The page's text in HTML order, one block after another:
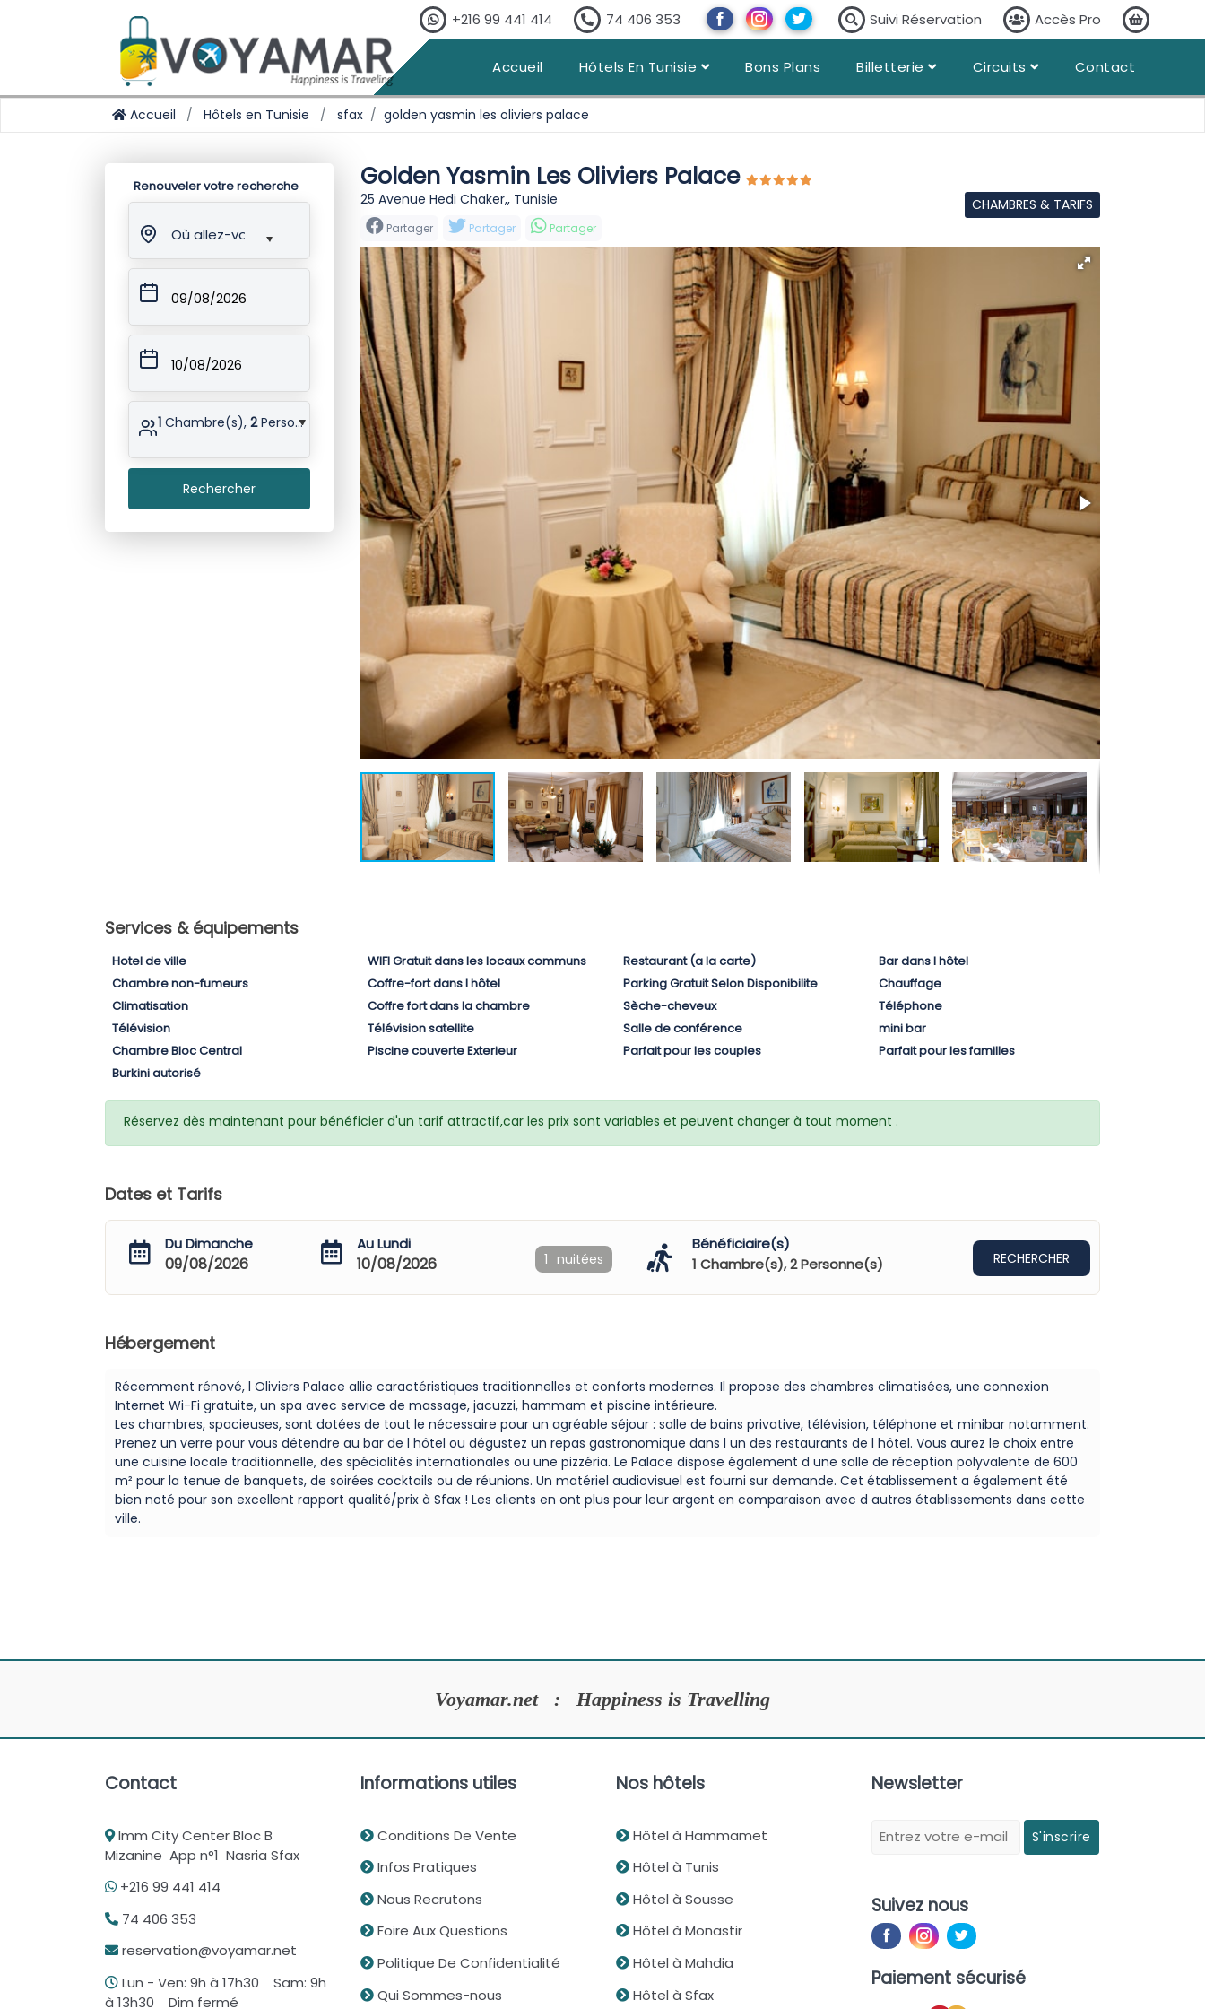
+216 99 441 414 74 406 353 Suivi Réservation Accès Pro
Accueil Hôtels En Tunisie Bons Plans Billetterie Circuits Contact
Accueil Hôtels en Tunisie sfax golden yasmin les oliviers palace
Renouveler votre recherche
Où allez-vous ?
09/08/2026
10/08/2026
1 Chambre(s),2Personne(s)
Rechercher
Golden Yasmin Les Oliviers Palace
25 Avenue Hedi Chaker,, Tunisie
Partager Partager Partager
CHAMBRES & TARIFS
Services & équipements
Hotel de ville WIFI Gratuit dans les locaux communs Restaurant (a la carte)
Bar dans l hôtel
Chambre non-fumeurs
Coffre-fort dans l hôtel Parking Gratuit Selon Disponibilite
Chauffage
Climatisation
Coffre fort dans la chambre Sèche-cheveux
Téléphone
Télévision
Télévision satellite Salle de conférence
mini bar
Chambre Bloc Central
Piscine couverte Exterieur Parfait pour les couples
Parfait pour les familles
Burkini autorisé
Réservez dès maintenant pour bénéficier d'un tarif attractif,car les prix sont variables et peuvent changer à tout moment .
Dates et Tarifs
Du Dimanche
09/08/2026
Au Lundi
10/08/2026 1 nuitées
Bénéficiaire(s)
1 Chambre(s),2Personne(s) RECHERCHER
Hébergement
Récemment rénové, l Oliviers Palace allie caractéristiques traditionnelles et conforts modernes. Il propose des chambres climatisées, une connexion
Internet Wi-Fi gratuite, un spa avec service de massage, jacuzzi, hammam et piscine intérieure.
Les chambres, spacieuses, sont dotées de tout le nécessaire pour un agréable séjour : salle de bains privative, télévision, téléphone et minibar notamment.
Prenez un verre pour vous détendre au bar de l hôtel ou dégustez un repas gastronomique dans l un des restaurants de l hôtel. Vous aurez le choix entre
une cuisine locale traditionnelle, des spécialités internationales ou une pizzéria. Le Palace dispose également d une salle de réception polyvalente de 600
m² pour la tenue de banquets, de soirées cocktails ou de réunions. Un matériel audiovisuel est fourni sur demande. Cet établissement a également été
bien noté pour son excellent rapport qualité/prix à Sfax ! Les clients en ont plus pour leur argent en comparaison avec d autres établissements dans cette
ville.
Voyamar.net : Happiness is Travelling
Contact
Imm City Center Bloc B
Mizanine App n°1 Nasria Sfax
+216 99 441 414
74 406 353
reservation@voyamar.net
Lun - Ven: 9h à 17h30 Sam: 9h
à 13h30 Dim fermé
Informations utiles
Conditions De Vente
Infos Pratiques
Nous Recrutons
Foire Aux Questions
Politique De Confidentialité
Qui Sommes-nous
Nos hôtels
Hôtel à Hammamet
Hôtel à Tunis
Hôtel à Sousse
Hôtel à Monastir
Hôtel à Mahdia
Hôtel à Sfax
Newsletter
S'inscrire
Suivez nous
Paiement sécurisé